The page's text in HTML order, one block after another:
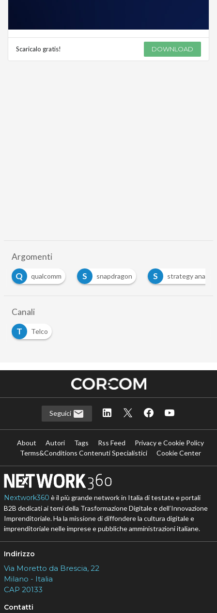
Scaricalo gratis! DOWNLOAD
Argomenti
Q
qualcomm S snapdragon S strategy
Canali
T
Telco
Seguici
About Autori Tags Rss Feed
Privacy e Cookie Policy
Terms&Conditions Contenuti Specialistici
Cookie Center
Nextwork360 è il più grande network in Italia di testate e portali
B2B dedicati ai temi della Trasformazione Digitale e dell’Innovazione
Imprenditoriale. Ha la missione di diffondere la cultura digitale e
imprenditoriale nelle imprese e pubbliche amministrazioni italiane.
Indirizzo
Via Moretto da Brescia, 22
Milano - Italia
CAP 20133
Contatti